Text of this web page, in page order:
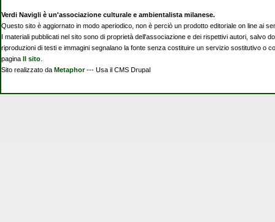
Verdi Navigli è un'associazione culturale e ambientalista milanese.
Questo sito è aggiornato in modo aperiodico, non è perciò un prodotto editoriale on line ai
I materiali pubblicati nel sito sono di proprietà dell'associazione e dei rispettivi autori, salvo
riproduzioni di testi e immagini segnalano la fonte senza costituire un servizio sostitutivo o
pagina Il sito
Sito realizzato da Metaphor--- Usa il CMS Drupal